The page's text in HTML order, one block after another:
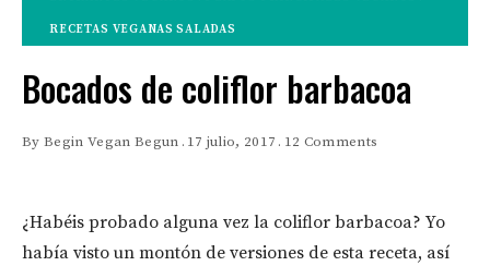
RECETAS VEGANAS SALADAS
Bocados de coliflor barbacoa
By Begin Vegan Begun 17 julio, 2017 12 Comments
¿Habéis probado alguna vez la coliflor barbacoa? Yo
había visto un montón de versiones de esta receta, así